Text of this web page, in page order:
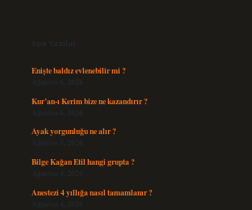
Son Yazılar
Enişte baldız evlenebilir mi ?
Ağustos 6, 2026
Kur’an-ı Kerim bize ne kazandırır ?
Ağustos 6, 2026
Ayak yorgunluğu ne alır ?
Ağustos 5, 2026
Bilge Kağan Etil hangi grupta ?
Ağustos 4, 2026
Anestezi 4 yıllığa nasıl tamamlanır ?
Ağustos 4, 2026